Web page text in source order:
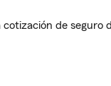
de seguro